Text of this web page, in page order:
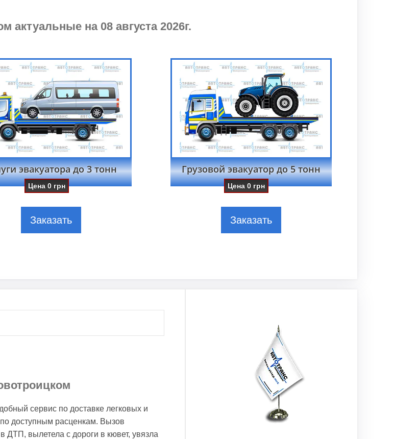
актуальные на 08 августа 2026г.
эвакуатора до 3 тонн
Цена 0грн
Заказать
Грузовой эвакуатор до 5 тонн
Цена0 грн
Заказать
сервис по доставке легковых и
доступным расценкам. Вызов
ДТП, вылетела с дороги в кювет, увязла